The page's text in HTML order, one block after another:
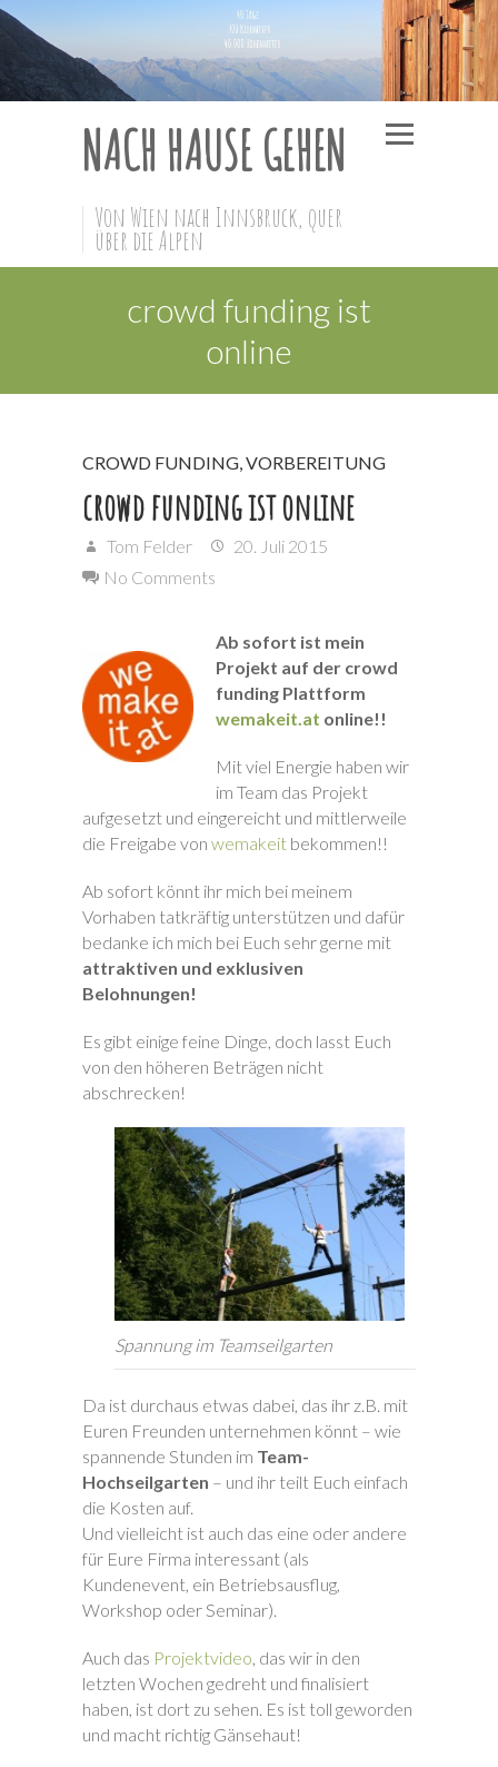
NACH HAUSE GEHEN
Von Wien nach Innsbruck, quer
über die Alpen
crowd funding ist
online
CROWD FUNDING,VORBEREITUNG
crowd funding ist online
Tom Felder
20. Juli 2015
No Comments
Ab sofort ist mein
Projekt auf der crowd
funding Plattform
wemakeit.at online!!
Mit viel Energie haben wir
im Team das Projekt
aufgesetzt und eingereicht und mittlerweile
die Freigabe von wemakeit bekommen!!
Ab sofort könnt ihr mich bei meinem
Vorhaben tatkräftig unterstützen und dafür
bedanke ich mich bei Euch sehr gerne mit
attraktiven und exklusiven
Belohnungen!
Es gibt einige feine Dinge, doch lasst Euch
von den höheren Beträgen nicht
abschrecken!
Spannung im Teamseilgarten
Da ist durchaus etwas dabei, das ihr z.B. mit
Euren Freunden unternehmen könnt – wie
spannende Stunden im Team-
Hochseilgarten – und ihr teilt Euch einfach
die Kosten auf.
Und vielleicht ist auch das eine oder andere
für Eure Firma interessant (als
Kundenevent, ein Betriebsausflug,
Workshop oder Seminar).
Auch das Projektvideo, das wir in den
letzten Wochen gedreht und finalisiert
haben, ist dort zu sehen. Es ist toll geworden
und macht richtig Gänsehaut!